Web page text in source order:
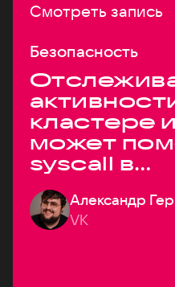
Смотреть запись
Безопасность
кластере
может
syscall в
системах
Александр
VK